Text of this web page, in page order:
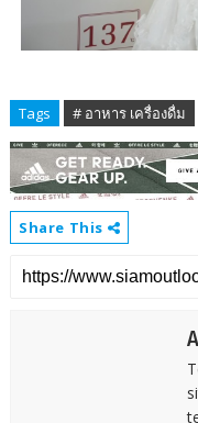
Tags # อาหาร เครื่องดื่ม
Share This